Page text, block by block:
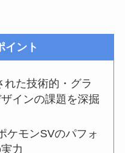
イント
た技術的・グラ
インの課題を深掘
ケモンSVのパフォ
力